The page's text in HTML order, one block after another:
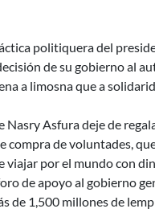
politiquera del
de su gobierno al
a limosna que a
Asfura deje de
compra de voluntades,
viajar por el mundo con
de apoyo al gobierno
de 1,500 millones de